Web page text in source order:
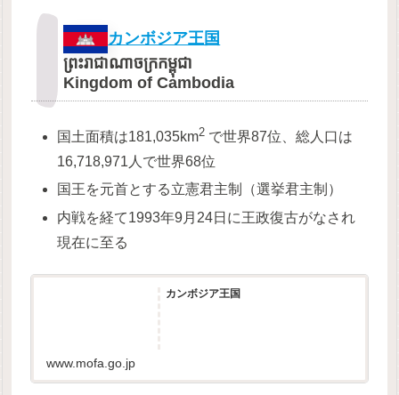
カンボジア王国
ព្រះរាជាណាចក្រកម្ពុជា
Kingdom of Cambodia
国土面積は181,035km2 で世界87位、総人口は
16,718,971人で世界68位
国王を元首とする立憲君主制（選挙君主制）
内戦を経て1993年9月24日に王政復古がなされ
現在に至る
カンボジア王国
www.mofa.go.jp